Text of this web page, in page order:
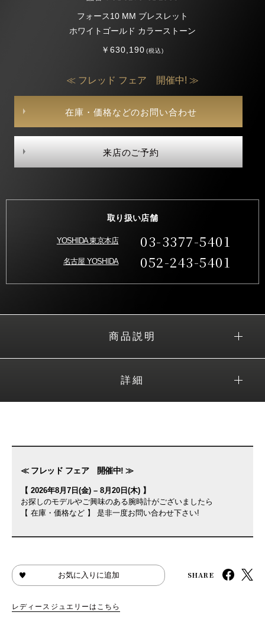
フォース10 MM ブレスレット
ホワイトゴールド カラーストーン
￥630,190(税込)
≪ フレッド フェア 開催中! ≫
在庫・価格などのお問い合わせ
来店のご予約
取り扱い店舗
YOSHIDA 東京本店 03-3377-5401
名古屋 YOSHIDA 052-243-5401
商品説明
詳細
≪ フレッド フェア 開催中! ≫
【 2026年8月7日(金) – 8月20日(木) 】
お探しのモデルやご興味のある腕時計がございましたら
【 在庫・価格など 】 是非一度お問い合わせ下さい!
お気に入りに追加 SHARE
レディースジュエリーはこちら